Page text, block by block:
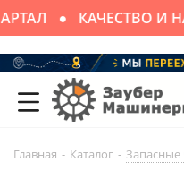
КАЧЕСТВО И
Главная - Каталог - Запасные